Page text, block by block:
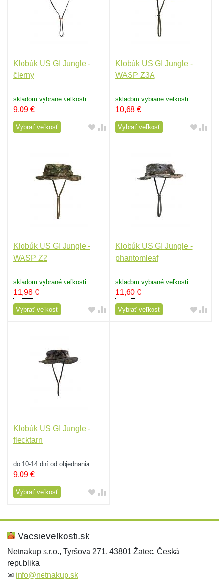
Klobúk US GI Jungle -
čierny
skladom vybrané veľkosti
9,09 €
Vybrať veľkosť
Klobúk US GI Jungle -
WASP Z3A
skladom vybrané veľkosti
10,68€
Vybrať veľkosť
Klobúk US GI Jungle -
WASP Z2
skladom vybrané veľkosti
11,98 €
Vybrať veľkosť
Klobúk US GI Jungle -
phantomleaf
skladom vybrané veľkosti
11,60€
Vybrať veľkosť
Klobúk US GI Jungle -
flecktarn
do 10-14 dní od objednania
9,09 €
Vybrať veľkosť
Vacsievelkosti.sk
Netnakup s.r.o., Tyršova 271, 43801 Žatec, Česká
republika
✉ info@netnakup.sk